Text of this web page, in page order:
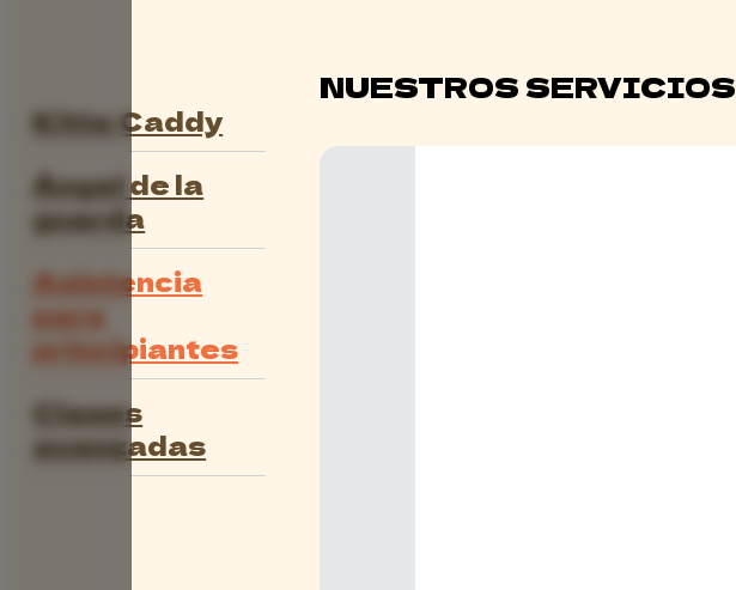
Kitte Caddy
Ángel de la
guarda
Asistencia
para
principiantes
Clases
avanzadas
NUESTROS SERVICIOS